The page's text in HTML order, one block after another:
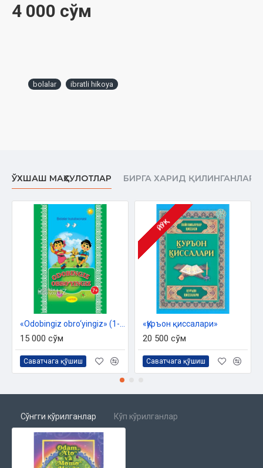
4 000 сўм
bolalar ibratli hikoya
ЎХШАШ МАҲСУЛОТЛАР БИРГА ХАРИД ҚИЛИНГАНЛАР
15 000 сўм
Саватчага қўшиш
ЙЎҚ
«Қуръон қиссалари»
20 500 сўм
Саватчага қўшиш
Сўнгги кўрилганлар Кўп кўрилганлар